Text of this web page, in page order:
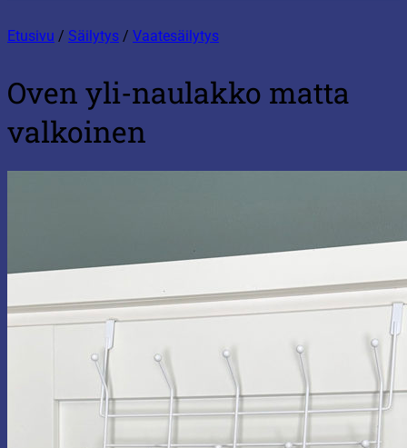
Etusivu / Säilytys / Vaatesäilytys
Oven yli-naulakko matta
valkoinen